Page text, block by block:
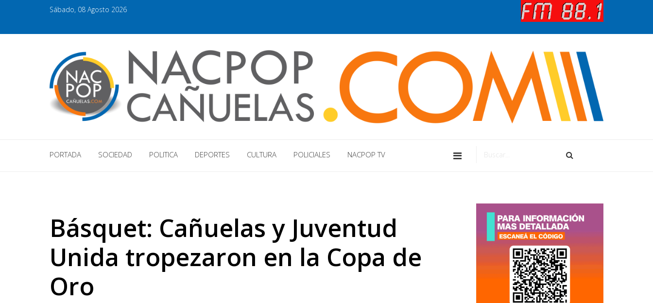
Sábado, 08 Agosto 2026
PORTADA SOCIEDAD POLITICA DEPORTES CULTURA POLICIALES NACPOP TV
Básquet: Cañuelas y Juventud
Unida tropezaron en la Copa de
Oro